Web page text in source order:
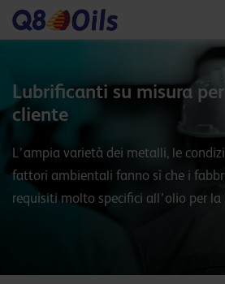
Lubrificanti su misura
cliente
L’ampia varietà dei metalli, le
fattori ambientali fanno sì che i
requisiti molto specifici all’olio per la